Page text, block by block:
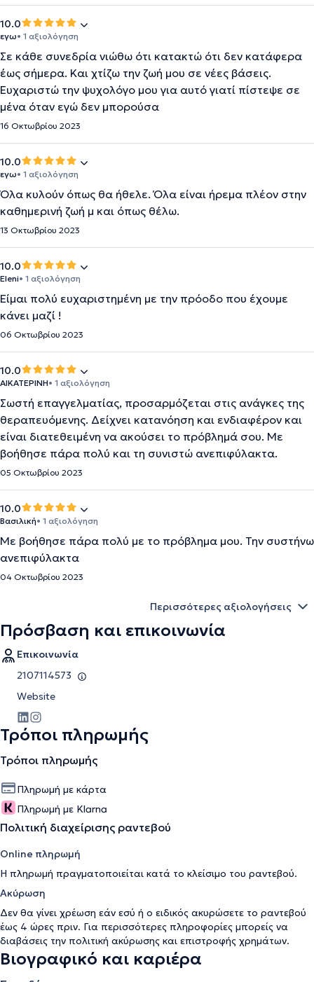
10.0
εγω• 1 αξιολόγηση
Σε κάθε συνεδρία νιώθω ότι κατακτώ ότι δεν κατάφερα
έως σήμερα. Και χτίζω την ζωή μου σε νέες βάσεις.
Ευχαριστώ την ψυχολόγο μου για αυτό γιατί πίστεψε σε
μένα όταν εγώ δεν μπορούσα
16 Οκτωβρίου 2023
10.0
εγω• 1 αξιολόγηση
Όλα κυλούν όπως θα ήθελε. Όλα είναι ήρεμα πλέον στην
καθημερινή ζωή μ και όπως θέλω.
13 Οκτωβρίου 2023
10.0
Eleni• 1 αξιολόγηση
Είμαι πολύ ευχαριστημένη με την πρόοδο που έχουμε
κάνει μαζί !
06 Οκτωβρίου 2023
10.0
ΑΙΚΑΤΕΡΙΝΗ• 1 αξιολόγηση
Σωστή επαγγελματίας, προσαρμόζεται στις ανάγκες της
θεραπευόμενης. Δείχνει κατανόηση και ενδιαφέρον και
είναι διατεθειμένη να ακούσει το πρόβλημά σου. Με
βοήθησε πάρα πολύ και τη συνιστώ ανεπιφύλακτα.
05 Οκτωβρίου 2023
10.0
Βασιλική• 1 αξιολόγηση
Με βοήθησε πάρα πολύ με το πρόβλημα μου. Την συστήνω
ανεπιφύλακτα
04 Οκτωβρίου 2023
Περισσότερες αξιολογήσεις
Πρόσβαση και επικοινωνία
Επικοινωνία
2107114573
Website
Τρόποι πληρωμής
Τρόποι πληρωμής
Πληρωμή με κάρτα
Πληρωμή με Klarna
Πολιτική διαχείρισης ραντεβού
Online πληρωμή
Η πληρωμή πραγματοποιείται κατά το κλείσιμο του ραντεβού.
Ακύρωση
Δεν θα γίνει χρέωση εάν εσύ ή ο ειδικός ακυρώσετε το ραντεβού
έως 4 ώρες πριν. Για περισσότερες πληροφορίες μπορείς να
διαβάσεις την πολιτική ακύρωσης και επιστροφής χρημάτων.
Βιογραφικό και καριέρα